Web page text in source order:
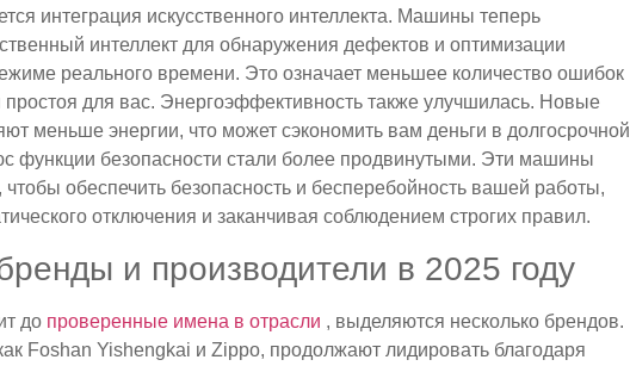
интеграция искусственного интеллекта. Машины теперь
интеллект для обнаружения дефектов и оптимизации
реального времени. Это означает меньшее количество ошибок
для вас. Энергоэффективность также улучшилась. Новые
меньше энергии, что может сэкономить вам деньги в долгосрочной
функции безопасности стали более продвинутыми. Эти машины
чтобы обеспечить безопасность и бесперебойность вашей работы,
отключения и заканчивая соблюдением строгих правил.
и производители в 2025 году
до проверенные имена в отрасли , выделяются несколько брендов.
Foshan Yishengkai и Zippo, продолжают лидировать благодаря